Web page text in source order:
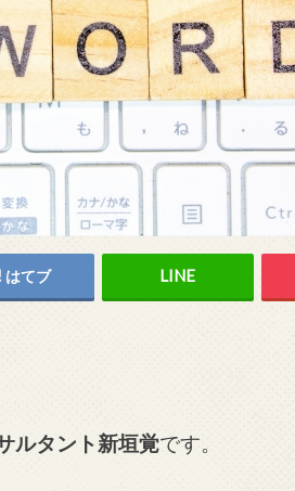
はてブ
ルタント新垣覚です。